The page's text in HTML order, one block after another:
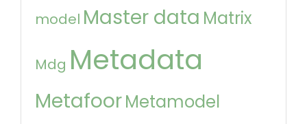
model Master data Matrix
Mdg Metadata
MetafoorMetamodel